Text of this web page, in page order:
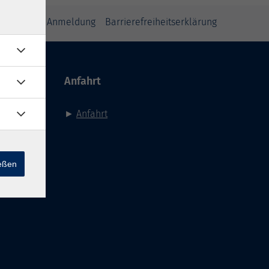
zur Anmeldung Barrierefreiheitserklärung
Anfahrt
► Anfahrt